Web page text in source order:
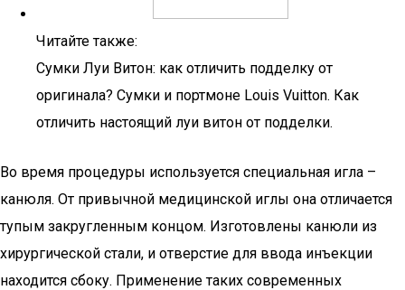
Читайте также:
Сумки Луи Витон: как отличить подделку от
оригинала? Сумки и портмоне Louis Vuitton. Как
отличить настоящий луи витон от подделки.
Во время процедуры используется специальная игла –
канюля. От привычной медицинской иглы она отличается
тупым закругленным концом. Изготовлены канюли из
хирургической стали, и отверстие для ввода инъекции
находится сбоку. Применение таких современных